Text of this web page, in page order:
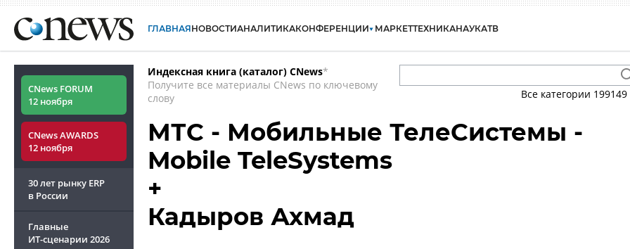
ГЛАВНАЯНОВОСТИАНАЛИТИКАКОНФЕРЕНЦИИ МАРКЕТТЕХНИКАНАУКАТВ
CNews FORUM
12 ноября
CNews AWARDS
12 ноября
30 лет рынку ERP
в России
Главные
ИТ-сценарии 2026
Индексная книга (каталог) CNews*
Получите все материалы CNews по ключевому
слову
Все категории 199149
МТС - Мобильные ТелеСистемы -
Mobile TeleSystems
+
Кадыров Ахмад